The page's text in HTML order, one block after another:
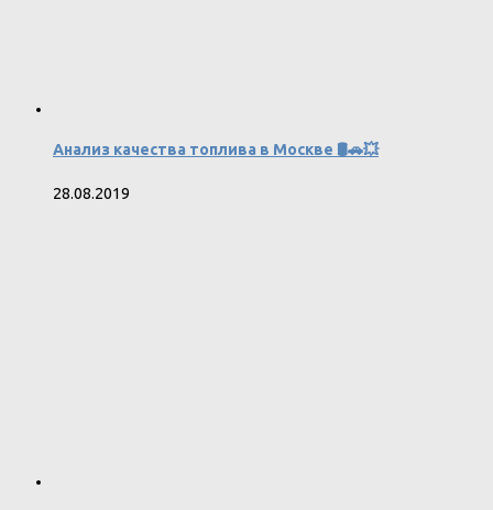
Анализ качества топлива в Москве 🛢️🚗💥
28.08.2019